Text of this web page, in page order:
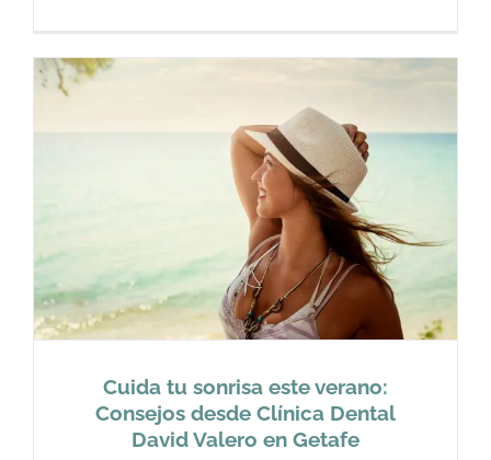
Cuida tu sonrisa este verano:
Consejos desde Clínica Dental
David Valero en Getafe